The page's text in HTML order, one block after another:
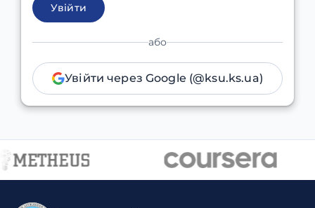
Увійти
або
Увійти через Google (@ksu.ks.ua)